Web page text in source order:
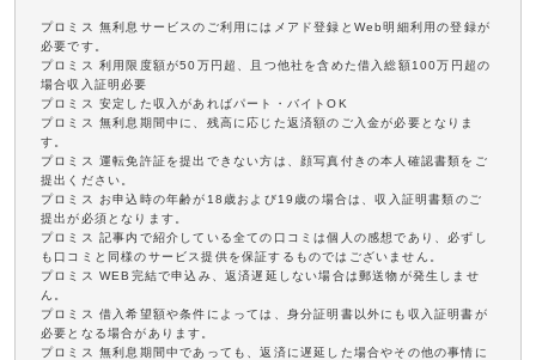
プロミス 無利息サービスのご利用にはメアド登録とWeb明細利用の登録が
必要です。
プロミス 利用限度額が50万円超、且つ他社を含めた借入総額100万円超の
場合収入証明必要
プロミス 安定した収入があればパート・バイトOK
プロミス 無利息期間中に、残高に応じた返済額のご入金が必要となりま
す。
プロミス 運転免許証を提出できない方は、顔写真付きの本人確認書類をご
提出ください。
プロミス お申込時の年齢が18歳および19歳の場合は、収入証明書類のご
提出が必須となります。
プロミス 記事内で紹介している全ての口コミは個人の感想であり、必ずし
も口コミと同様のサービス提供を保証するものではございません。
プロミス WEB完結で申込み、返済遅延しない場合は郵送物が発生しませ
ん。
プロミス 借入希望額や条件によっては、身分証明書以外にも収入証明書が
必要となる場合があります。
プロミス 無利息期間中であっても、返済に遅延した場合やその他の事情に